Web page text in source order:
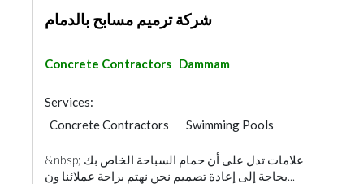
شركة ترميم مسابح بالدمام
Concrete Contractors Dammam
Services:
Concrete Contractors
Swimming Pools
&nbsp; علامات تدل على أن حمام السباحة الخاص بك
بحاجة إلى إعادة تصميم نحن نهتم براحة عملائنا ون...